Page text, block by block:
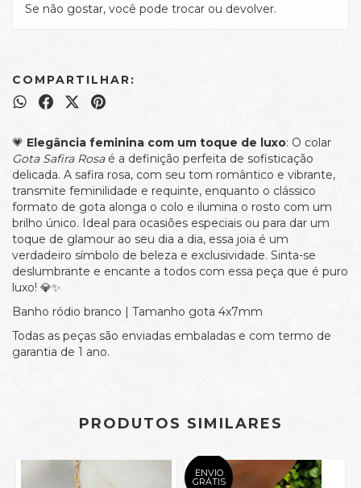
Se não gostar, você pode trocar ou devolver.
COMPARTILHAR:
💗 Elegância feminina com um toque de luxo: O colar
Gota Safira Rosaé a definição perfeita de sofisticação
delicada. A safira rosa, com seu tom romântico e vibrante,
transmite feminilidade e requinte, enquanto o clássico
formato de gota alonga o colo e ilumina o rosto com um
brilho único. Ideal para ocasiões especiais ou para dar um
toque de glamour ao seu dia a dia, essa joia é um
verdadeiro símbolo de beleza e exclusividade. Sinta-se
deslumbrante e encante a todos com essa peça que é puro
luxo! 💎✨
Banho ródio branco | Tamanho gota 4x7mm
Todas as peças são enviadas embaladas e com termo de
garantia de 1 ano.
PRODUTOS SIMILARES
ENVIO
GRÁTIS